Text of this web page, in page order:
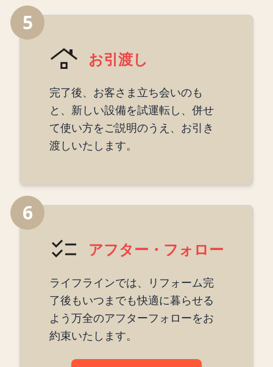
5
お引渡し
完了後、お客さま立ち会いのも
と、新しい設備を試運転し、併せ
て使い方をご説明のうえ、お引き
渡しいたします。
6
アフター・フォロー
ライフラインでは、リフォーム完
了後もいつまでも快適に暮らせる
よう万全のアフターフォローをお
約束いたします。